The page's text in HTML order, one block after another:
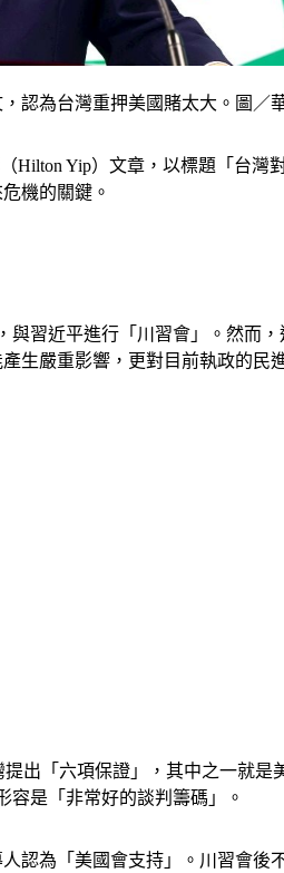
認為台灣重押美國賭太大。圖／
Hilton Yip）文章，以標題「台
機的關鍵。
與習近平進行「川習會」。然而
生嚴重影響，更對目前執政的民
提出「六項保證」，其中之一
容是「非常好的談判籌碼」。
認為「美國會支持」。川習會